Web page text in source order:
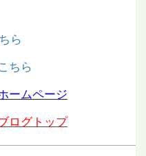
ら
ちら
ームページ
ログトップ